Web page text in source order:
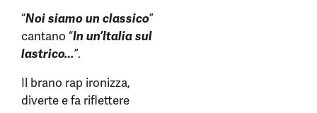
“Noi siamo un classico”
cantano “In un’Italia sul
lastrico…”.
Il brano rap ironizza,
diverte e fa riflettere